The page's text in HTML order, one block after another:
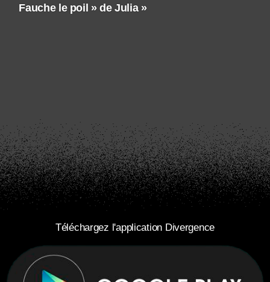
Fauche le poil » de Julia »
Téléchargez l'application Divergence